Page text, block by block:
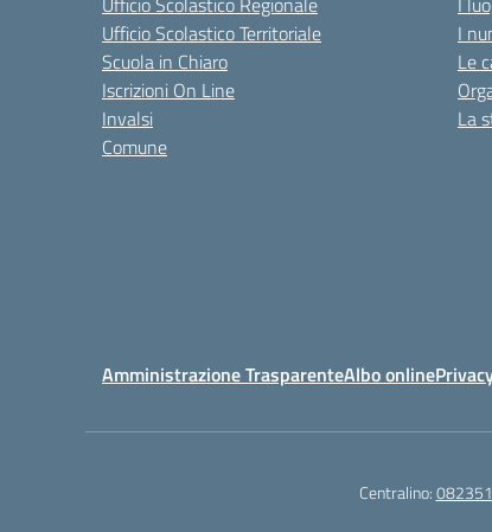
Ufficio Scolastico Territoriale
Scuola in Chiaro
Iscrizioni On Line
Invalsi
Comune
I
Le
La
Amministrazione TrasparenteAlbo online
Centralino: